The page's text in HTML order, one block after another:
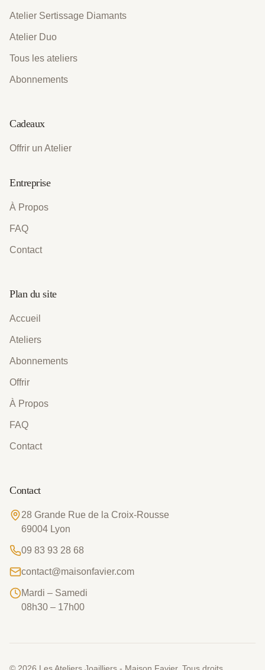
Atelier Sertissage Diamants
Atelier Duo
Tous les ateliers
Abonnements
Cadeaux
Offrir un Atelier
Entreprise
À Propos
FAQ
Contact
Plan du site
Accueil
Ateliers
Abonnements
Offrir
À Propos
FAQ
Contact
Contact
28 Grande Rue de la Croix-Rousse
69004 Lyon
09 83 93 28 68
contact@maisonfavier.com
Mardi – Samedi
08h30 – 17h00